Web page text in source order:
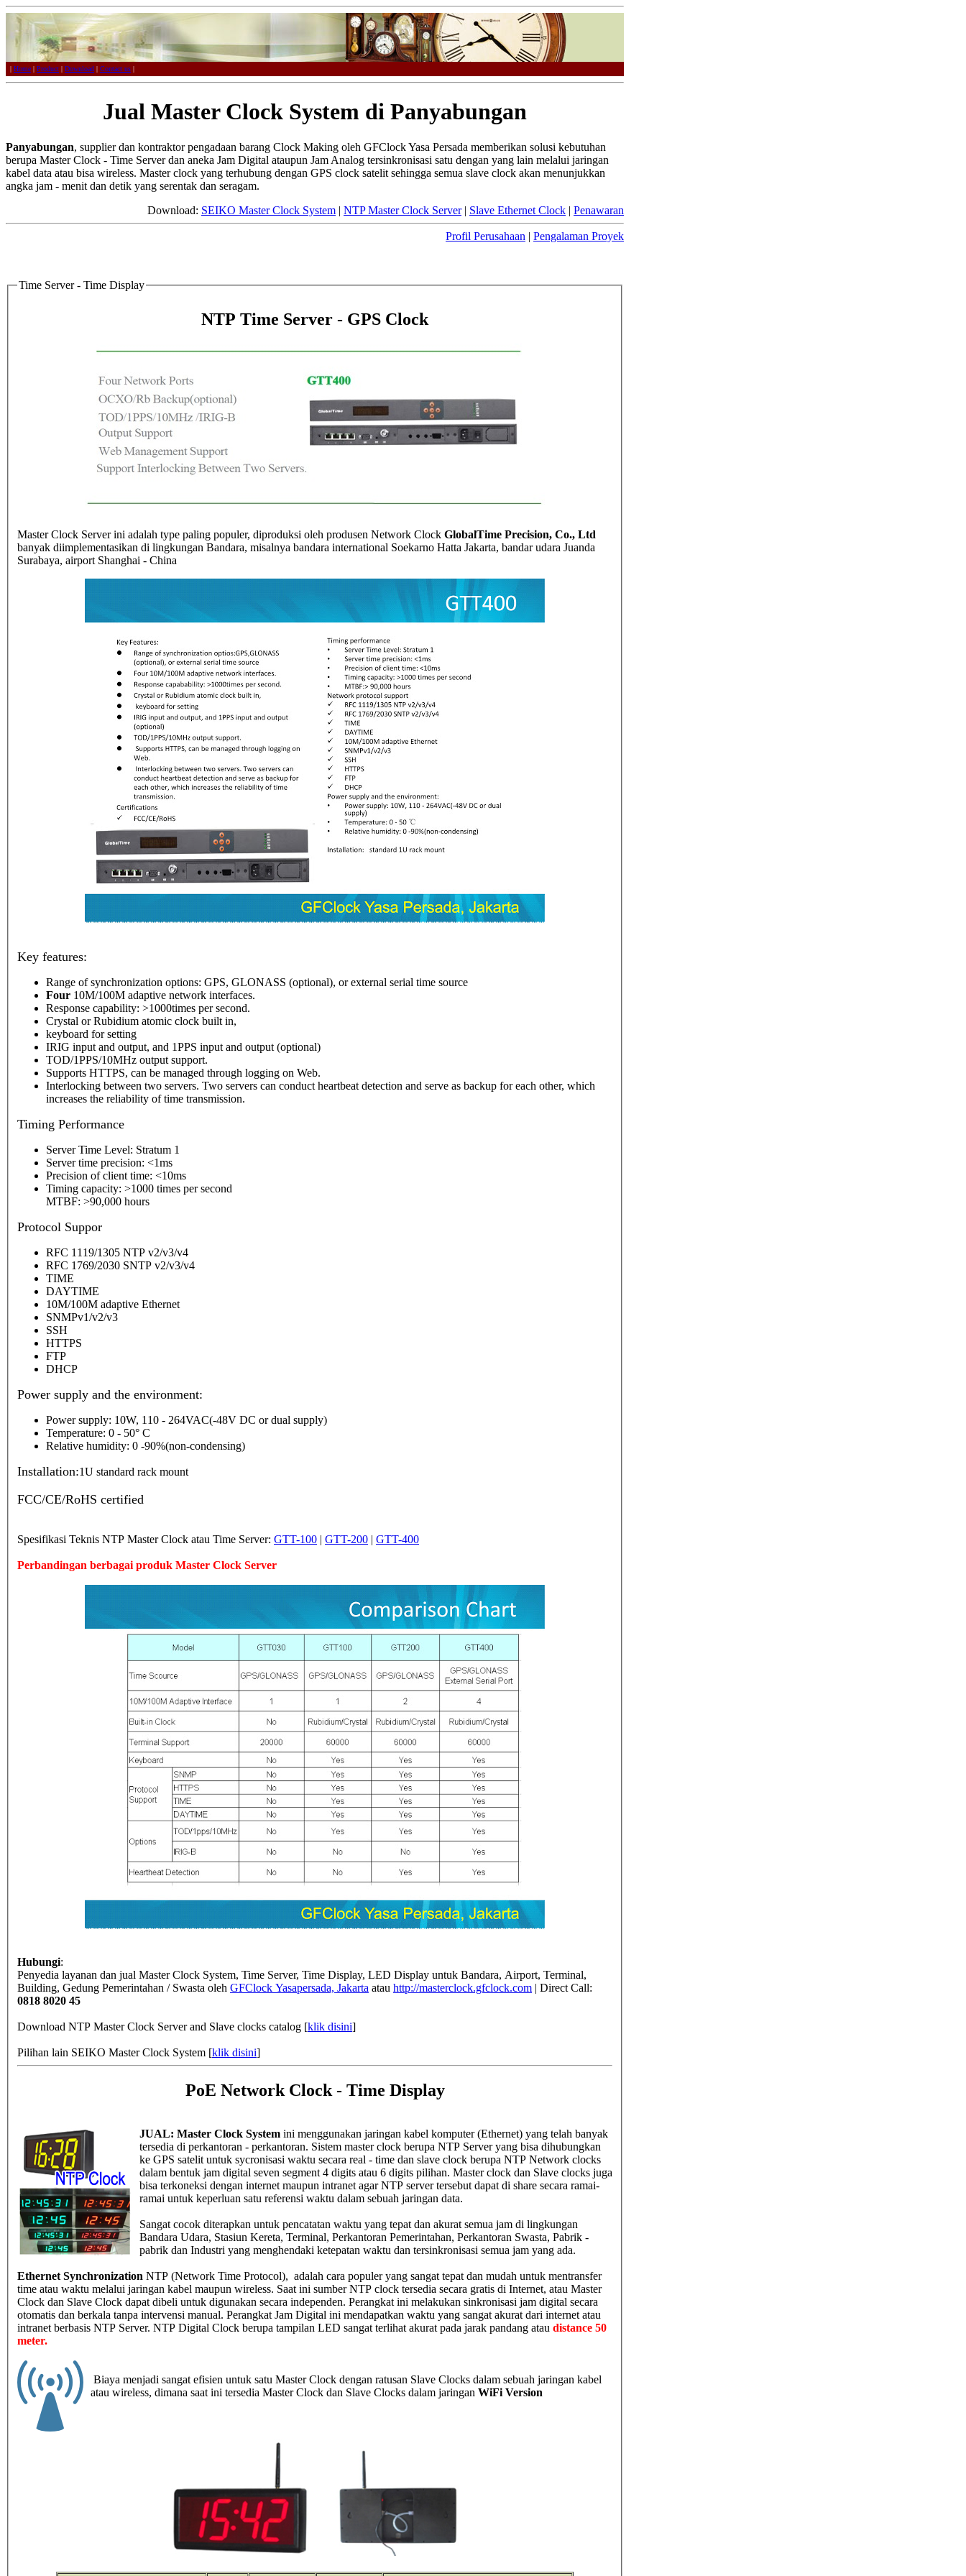
| Home | Product | Download | Contact us |
Jual Master Clock System di Panyabungan
Panyabungan, supplier dan kontraktor pengadaan barang Clock Making oleh GFClock Yasa Persada memberikan solusi kebutuhan
berupa Master Clock - Time Server dan aneka Jam Digital ataupun Jam Analog tersinkronisasi satu dengan yang lain melalui jaringan
kabel data atau bisa wireless. Master clock yang terhubung dengan GPS clock satelit sehingga semua slave clock akan menunjukkan
angka jam - menit dan detik yang serentak dan seragam.
Download: SEIKO Master Clock System | NTP Master Clock Server| Slave Ethernet Clock | Penawaran
Profil Perusahaan | Pengalaman Proyek
Time Server - Time Display
NTP Time Server - GPS Clock
Master Clock Server ini adalah type paling populer, diproduksi oleh produsen Network Clock GlobalTime Precision, Co., Ltd
banyak diimplementasikan di lingkungan Bandara, misalnya bandara international Soekarno Hatta Jakarta, bandar udara Juanda
Surabaya, airport Shanghai - China
Key features:
Range of synchronization options: GPS, GLONASS (optional), or external serial time source
Four 10M/100M adaptive network interfaces.
Response capability: >1000times per second.
Crystal or Rubidium atomic clock built in,
keyboard for setting
IRIG input and output, and 1PPS input and output (optional)
TOD/1PPS/10MHz output support.
Supports HTTPS, can be managed through logging on Web.
Interlocking between two servers. Two servers can conduct heartbeat detection and serve as backup for each other, which
increases the reliability of time transmission.
Timing Performance
Server Time Level: Stratum 1
Server time precision: <1ms
Precision of client time: <10ms
Timing capacity: >1000 times per second
MTBF: >90,000 hours
Protocol Suppor
RFC 1119/1305 NTP v2/v3/v4
RFC 1769/2030 SNTP v2/v3/v4
TIME
DAYTIME
10M/100M adaptive Ethernet
SNMPv1/v2/v3
SSH
HTTPS
FTP
DHCP
Power supply and the environment:
Power supply: 10W, 110 - 264VAC(-48V DC or dual supply)
Temperature: 0 - 50° C
Relative humidity: 0 -90%(non-condensing)
Installation:1U standard rack mount
FCC/CE/RoHS certified
Spesifikasi Teknis NTP Master Clock atau Time Server: GTT-100 | GTT-200 | GTT-400
Perbandingan berbagai produk Master Clock Server
Hubungi:
Penyedia layanan dan jual Master Clock System, Time Server, Time Display, LED Display untuk Bandara, Airport, Terminal,
Building, Gedung Pemerintahan / Swasta oleh GFClock Yasapersada, Jakarta atau http://masterclock.gfclock.com | Direct Call:
0818 8020 45
Download NTP Master Clock Server and Slave clocks catalog [klik disini]
Pilihan lain SEIKO Master Clock System [klik disini]
PoE Network Clock - Time Display
JUAL: Master Clock System ini menggunakan jaringan kabel komputer (Ethernet) yang telah banyak
tersedia di perkantoran - perkantoran. Sistem master clock berupa NTP Server yang bisa dihubungkan
ke GPS satelit untuk sycronisasi waktu secara real - time dan slave clock berupa NTP Network clocks
dalam bentuk jam digital seven segment 4 digits atau 6 digits pilihan. Master clock dan Slave clocks juga
bisa terkoneksi dengan internet maupun intranet agar NTP server tersebut dapat di share secara ramai-
ramai untuk keperluan satu referensi waktu dalam sebuah jaringan data.
Sangat cocok diterapkan untuk pencatatan waktu yang tepat dan akurat semua jam di lingkungan
Bandara Udara, Stasiun Kereta, Terminal, Perkantoran Pemerintahan, Perkantoran Swasta, Pabrik -
pabrik dan Industri yang menghendaki ketepatan waktu dan tersinkronisasi semua jam yang ada.
Ethernet Synchronization NTP (Network Time Protocol), adalah cara populer yang sangat tepat dan mudah untuk mentransfer
time atau waktu melalui jaringan kabel maupun wireless. Saat ini sumber NTP clock tersedia secara gratis di Internet, atau Master
Clock dan Slave Clock dapat dibeli untuk digunakan secara independen. Perangkat ini melakukan sinkronisasi jam digital secara
otomatis dan berkala tanpa intervensi manual. Perangkat Jam Digital ini mendapatkan waktu yang sangat akurat dari internet atau
intranet berbasis NTP Server. NTP Digital Clock berupa tampilan LED sangat terlihat akurat pada jarak pandang atau distance 50
meter.
Biaya menjadi sangat efisien untuk satu Master Clock dengan ratusan Slave Clocks dalam sebuah jaringan kabel
atau wireless, dimana saat ini tersedia Master Clock dan Slave Clocks dalam jaringan WiFi Version